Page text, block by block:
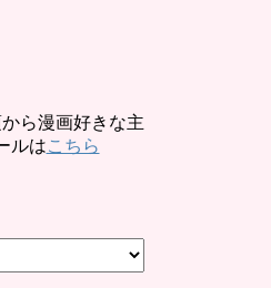
ら漫画好きな主
ルはこちら